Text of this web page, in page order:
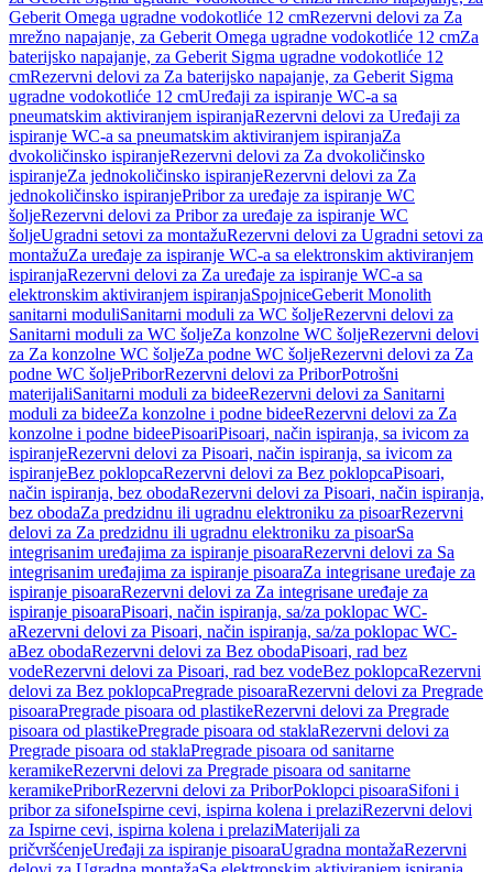
Geberit Omega ugradne vodokotliće 12 cmRezervni delovi za Za
mrežno napajanje, za Geberit Omega ugradne vodokotliće 12 cmZa
baterijsko napajanje, za Geberit Sigma ugradne vodokotliće 12
cmRezervni delovi za Za baterijsko napajanje, za Geberit Sigma
ugradne vodokotliće 12 cmUređaji za ispiranje WC-a sa
pneumatskim aktiviranjem ispiranjaRezervni delovi za Uređaji za
ispiranje WC-a sa pneumatskim aktiviranjem ispiranjaZa
dvokoličinsko ispiranjeRezervni delovi za Za dvokoličinsko
ispiranjeZa jednokoličinsko ispiranjeRezervni delovi za Za
jednokoličinsko ispiranjePribor za uređaje za ispiranje WC
šoljeRezervni delovi za Pribor za uređaje za ispiranje WC
šoljeUgradni setovi za montažuRezervni delovi za Ugradni setovi za
montažuZa uređaje za ispiranje WC-a sa elektronskim aktiviranjem
ispiranjaRezervni delovi za Za uređaje za ispiranje WC-a sa
elektronskim aktiviranjem ispiranjaSpojniceGeberit Monolith
sanitarni moduliSanitarni moduli za WC šoljeRezervni delovi za
Sanitarni moduli za WC šoljeZa konzolne WC šoljeRezervni delovi
za Za konzolne WC šoljeZa podne WC šoljeRezervni delovi za Za
podne WC šoljePriborRezervni delovi za PriborPotrošni
materijaliSanitarni moduli za bideeRezervni delovi za Sanitarni
moduli za bideeZa konzolne i podne bideeRezervni delovi za Za
konzolne i podne bideePisoariPisoari, način ispiranja, sa ivicom za
ispiranjeRezervni delovi za Pisoari, način ispiranja, sa ivicom za
ispiranjeBez poklopcaRezervni delovi za Bez poklopcaPisoari,
način ispiranja, bez obodaRezervni delovi za Pisoari, način ispiranja,
bez obodaZa predzidnu ili ugradnu elektroniku za pisoarRezervni
delovi za Za predzidnu ili ugradnu elektroniku za pisoarSa
integrisanim uređajima za ispiranje pisoaraRezervni delovi za Sa
integrisanim uređajima za ispiranje pisoaraZa integrisane uređaje za
ispiranje pisoaraRezervni delovi za Za integrisane uređaje za
ispiranje pisoaraPisoari, način ispiranja, sa/za poklopac WC-
aRezervni delovi za Pisoari, način ispiranja, sa/za poklopac WC-
aBez obodaRezervni delovi za Bez obodaPisoari, rad bez
vodeRezervni delovi za Pisoari, rad bez vodeBez poklopcaRezervni
delovi za Bez poklopcaPregrade pisoaraRezervni delovi za Pregrade
pisoaraPregrade pisoara od plastikeRezervni delovi za Pregrade
pisoara od plastikePregrade pisoara od staklaRezervni delovi za
Pregrade pisoara od staklaPregrade pisoara od sanitarne
keramikeRezervni delovi za Pregrade pisoara od sanitarne
keramikePriborRezervni delovi za PriborPoklopci pisoaraSifoni i
pribor za sifoneIspirne cevi, ispirna kolena i prelaziRezervni delovi
za Ispirne cevi, ispirna kolena i prelaziMaterijali za
pričvršćenjeUređaji za ispiranje pisoaraUgradna montažaRezervni